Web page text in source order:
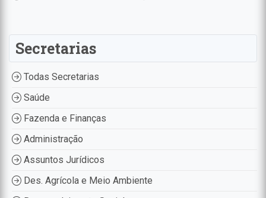
Secretarias
Todas Secretarias
Saúde
Fazenda e Finanças
Administração
Assuntos Jurídicos
Des. Agrícola e Meio Ambiente